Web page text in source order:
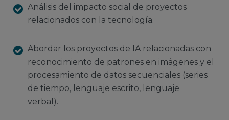
Análisis del impacto social de proyectos
relacionados con la tecnología.
Abordar los proyectos de IA relacionadas con
reconocimiento de patrones en imágenes y el
procesamiento de datos secuenciales (series
de tiempo, lenguaje escrito, lenguaje
verbal).